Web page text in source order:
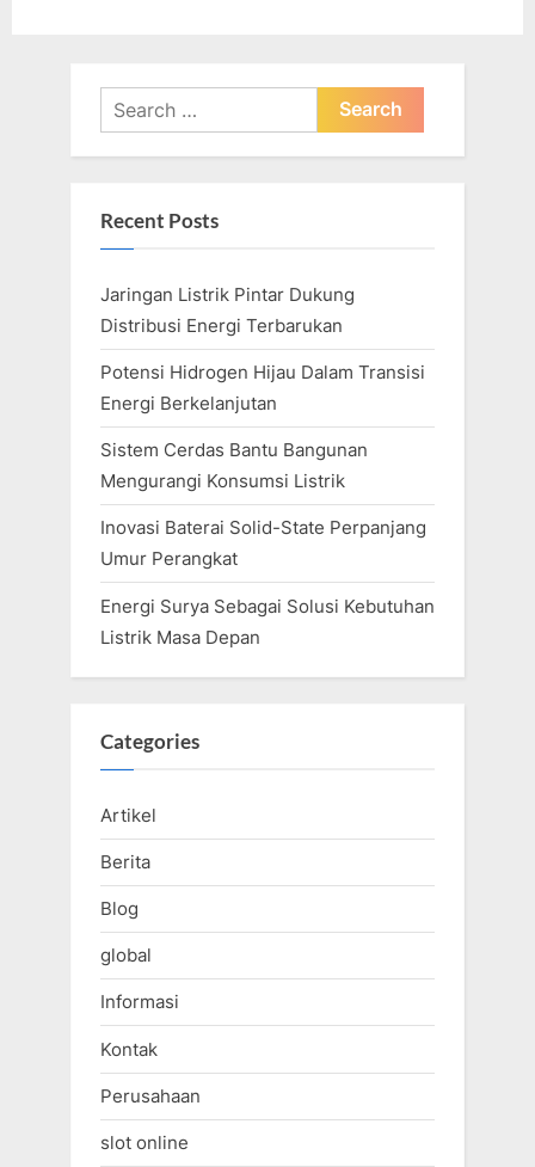
Search
for:
Recent Posts
Jaringan Listrik Pintar Dukung
Distribusi Energi Terbarukan
Potensi Hidrogen Hijau Dalam Transisi
Energi Berkelanjutan
Sistem Cerdas Bantu Bangunan
Mengurangi Konsumsi Listrik
Inovasi Baterai Solid-State Perpanjang
Umur Perangkat
Energi Surya Sebagai Solusi Kebutuhan
Listrik Masa Depan
Categories
Artikel
Berita
Blog
global
Informasi
Kontak
Perusahaan
slot online